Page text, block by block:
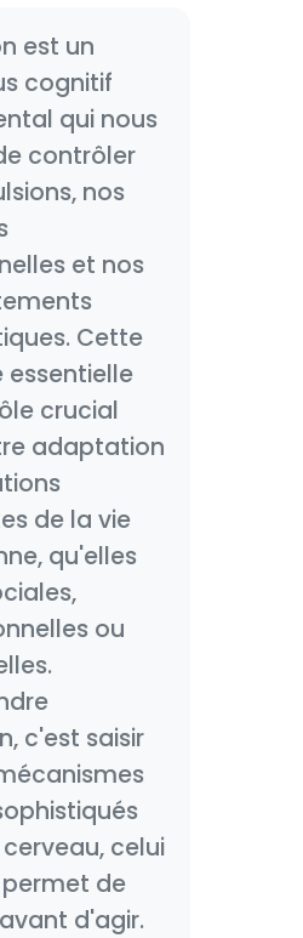
est un
cognitif
qui nous
contrôler
nos
et nos
Cette
crucial
adaptation
de la vie
qu'elles
ou
c'est saisir
celui
de
d'agir.